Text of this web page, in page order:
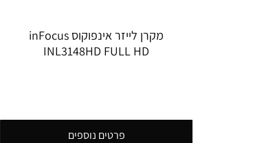
מקרן לייזר אינפוקוס inFocus
INL3148HD FULL HD
פרטים נוספים